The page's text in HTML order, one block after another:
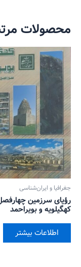
محصولات
جغرافیا و ایران‌شناسی
رؤیای سرزمین
کهگیلویه و بویراحمد
اطلاعات بیشتر